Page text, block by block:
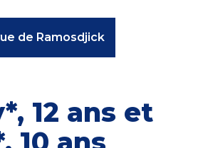
de Ramosdjick
12 ans et